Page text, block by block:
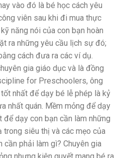
vào đó là bé học cách yêu
viên sau khi đi mua thực
năng nói của con bạn hoàn
ra những yêu cầu lịch sự đó;
cách đưa ra các ví dụ.
gia giáo dục và là đồng
for Preschoolers, ông
nhất để dạy bé lễ phép là kỷ
nhất quán. Mềm mỏng để dạy
để dạy con bạn cần làm những
trong siêu thị và các mẹo của
cần phải làm gì? Chuyên gia